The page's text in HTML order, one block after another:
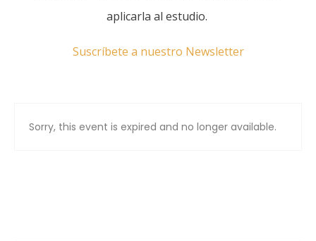
aplicarla al estudio.
Suscríbete a nuestro Newsletter
Sorry, this event is expired and no longer available.